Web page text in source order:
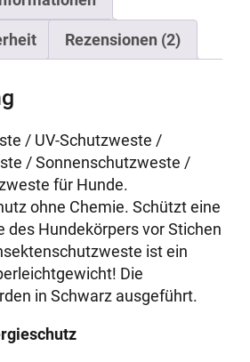
Rezensionen (2)
/ UV-Schutzweste /
/ Sonnenschutzweste /
für Hunde.
ohne Chemie. Schützt eine
des Hundekörpers vor Stichen
ist ein
Die
in Schwarz ausgeführt.